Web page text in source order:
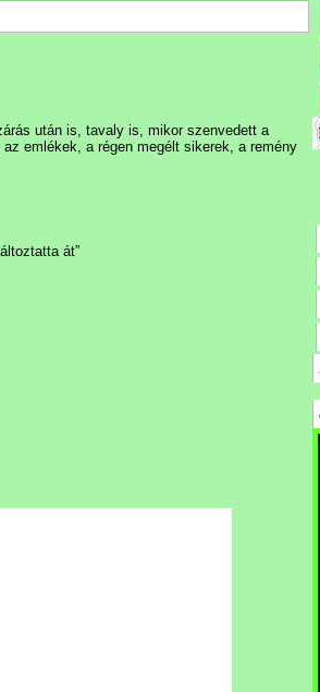
után is, tavaly is, mikor szenvedett a
emlékek, a régen megélt sikerek, a remény
át”